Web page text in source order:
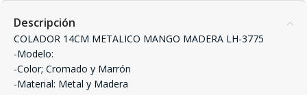
Descripción
COLADOR 14CM METALICO MANGO MADERA LH-3775
-Modelo:
-Color; Cromado y Marrón
-Material: Metal y Madera